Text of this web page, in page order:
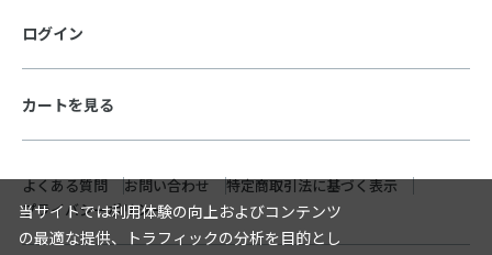
ログイン
カートを見る
よくある質問 お問い合わせ
特定商取引法に基づく表示
プライバシーポリシー
当サイトでは利用体験の向上およびコンテンツ
の最適な提供、トラフィックの分析を目的とし